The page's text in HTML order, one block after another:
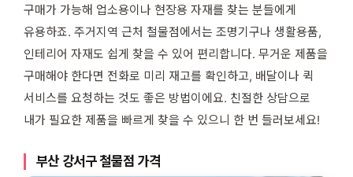
구매가 가능해 업소용이나 현장용 자재를 찾는 분들에게
유용하죠. 주거지역 근처 철물점에서는 조명기구나 생활용품,
인테리어 자재도 쉽게 찾을 수 있어 편리합니다. 무거운 제품을
구매해야 한다면 전화로 미리 재고를 확인하고, 배달이나 퀵
서비스를 요청하는 것도 좋은 방법이에요. 친절한 상담으로
내가 필요한 제품을 빠르게 찾을 수 있으니 한 번 들러보세요!
부산 강서구 철물점 가격